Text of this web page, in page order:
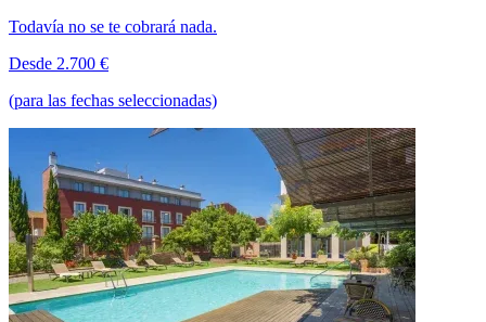
Todavía no se te cobrará nada.
Desde 2.700 €
(para las fechas seleccionadas)